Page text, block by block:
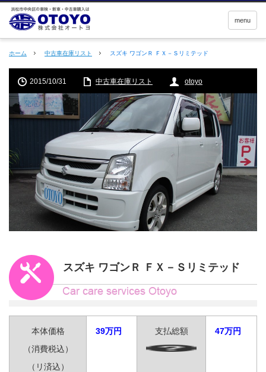
menu
ホーム 中古車在庫リスト スズキ ワゴンＲ ＦＸ－Ｓリミテッド
2015/10/31 中古車在庫リスト otoyo
スズキ ワゴンＲ ＦＸ－Ｓリミテッド
本体価格
（消費税込）
（リ済込）
39万円 支払総額 47万円